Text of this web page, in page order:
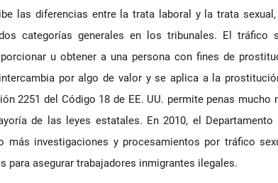
las diferencias entre la trata laboral y la trata
categorías generales en los tribunales. El tráfico
u obtener a una persona con fines de
por algo de valor y se aplica a la
2251 del Código 18 de EE. UU. permite penas
de las leyes estatales. En 2010, el
más investigaciones y procesamientos por tráfico
para asegurar trabajadores inmigrantes ilegales.